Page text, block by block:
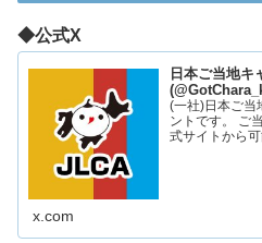
◆公式X
日本ご当地キ
(一社)日本ご当
ントです。 ご
式サイトから
x.com